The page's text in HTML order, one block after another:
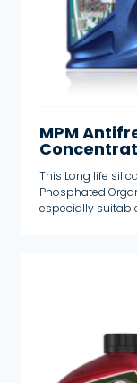
Õlid
Brändid
NESTE
2T ja 4T õlid
Automaat
MPM
This Long life
Phosphated
especially